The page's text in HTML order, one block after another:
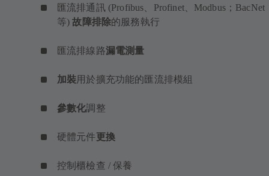
匯流排通訊 (Profibus、Profinet、Modbus；BacNet
等)故障排除的服務執行
匯流排線路漏電測量
加裝用於擴充功能的匯流排模組
參數化調整
硬體元件更換
控制櫃檢查 / 保養